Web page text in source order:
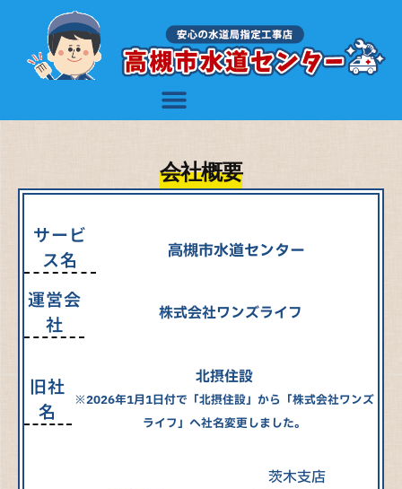
会社概要
サービ
ス名
高槻市水道センター
運営会
社
株式会社ワンズライフ
旧社
名
北摂住設
※2026年1月1日付で「北摂住設」から「株式会社ワンズ
ライフ」へ社名変更しました。
茨木支店